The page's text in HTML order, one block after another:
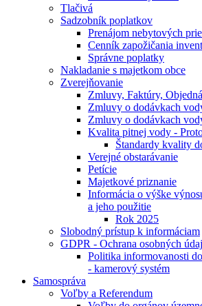
Tlačivá
Sadzobník poplatkov
Prenájom nebytových
Cenník zapožičania
Správne poplatky
Nakladanie s majetkom obce
Zverejňovanie
Zmluvy, Faktúry,
Zmluvy o dodávkach
Zmluvy o dodávkach
Kvalita pitnej vody -
Štandardy kvality
Verejné obstarávanie
Petície
Majetkové priznanie
Informácia o výške
a jeho použitie
Rok 2025
Slobodný prístup k informáciam
GDPR - Ochrana osobných
Politika informovanosti
- kamerový systém
Samospráva
Voľby a Referendum